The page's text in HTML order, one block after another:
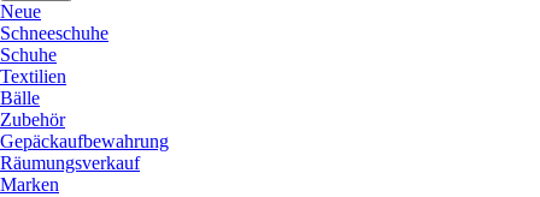
Neue
Schneeschuhe
Schuhe
Textilien
Bälle
Zubehör
Gepäckaufbewahrung
Räumungsverkauf
Marken